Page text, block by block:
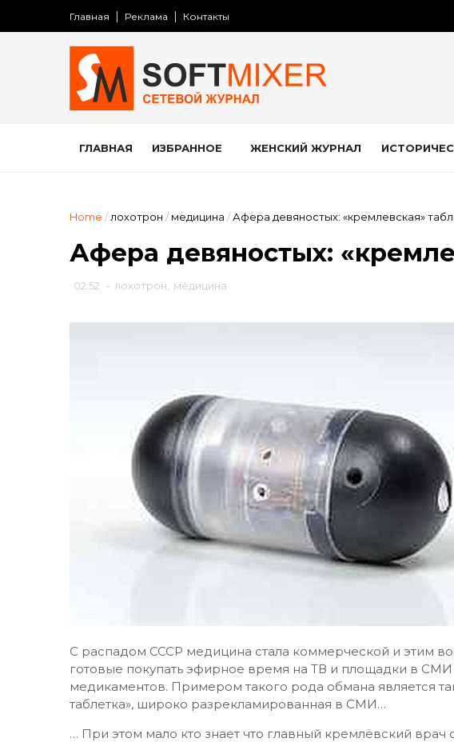
Главная Реклама Контакты
ГЛАВНАЯ ИЗБРАННОЕ ЖЕНСКИЙ ЖУРНАЛ
Home / лохотрон / медицина /Афера девяностых: «кремлевская»
Афера девяностых:
02:52 - лохотрон медицина
C распадом СССР медицина стала коммерческой и этим
готовые покупать эфирное время на ТВ и площадки в
медикаментов. Примером такого рода обмана является
таблетка», широко разрекламированная в СМИ…
… При этом мало кто знает что главный кремлёвский врач